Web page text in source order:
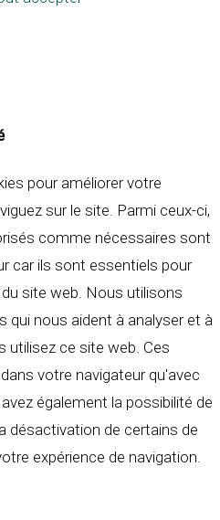
pour améliorer votre
sur le site. Parmi ceux-ci,
comme nécessaires sont
car ils sont essentiels pour
site web. Nous utilisons
qui nous aident à analyser et à
utilisez ce site web. Ces
votre navigateur qu'avec
également la possibilité de
désactivation de certains de
expérience de navigation.